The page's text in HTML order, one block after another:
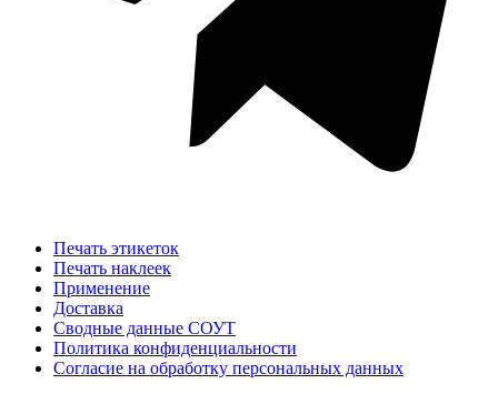
Печать этикеток
Печать наклеек
Применение
Доставка
Сводные данные СОУТ
Политика конфиденциальности
Согласие на обработку персональных данных